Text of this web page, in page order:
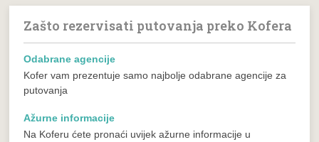
Zašto rezervisati putovanja preko Kofera
Odabrane agencije
Kofer vam prezentuje samo najbolje odabrane agencije za
putovanja
Ažurne informacije
Na Koferu ćete pronaći uvijek ažurne informacije u